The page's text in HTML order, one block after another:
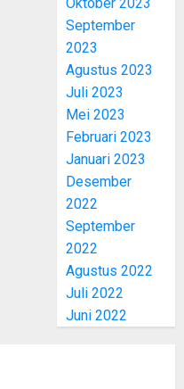
September
2023
Agustus 2023
Juli 2023
Mei 2023
Februari 2023
Januari 2023
Desember
2022
September
2022
Agustus 2022
Juli 2022
Juni 2022